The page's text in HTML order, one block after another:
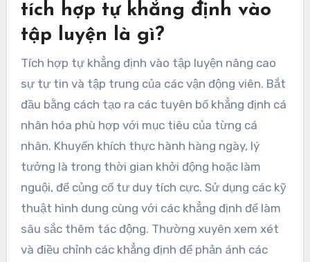
tích hợp tự khẳng định vào
tập luyện là gì?
Tích hợp tự khẳng định vào tập luyện nâng cao
sự tự tin và tập trung của các vận động viên. Bắt
đầu bằng cách tạo ra các tuyên bố khẳng định cá
nhân hóa phù hợp với mục tiêu của từng cá
nhân. Khuyến khích thực hành hàng ngày, lý
tưởng là trong thời gian khởi động hoặc làm
nguội, để củng cố tư duy tích cực. Sử dụng các kỹ
thuật hình dung cùng với các khẳng định để làm
sâu sắc thêm tác động. Thường xuyên xem xét
và điều chỉnh các khẳng định để phản ánh các